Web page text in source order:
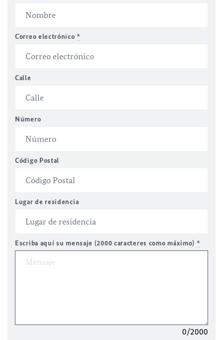
Correo electrónico*
Calle
Número
Código Postal
Lugar de residencia
Escriba aquí su mensaje (2000 caracteres como máximo) *
0/2000